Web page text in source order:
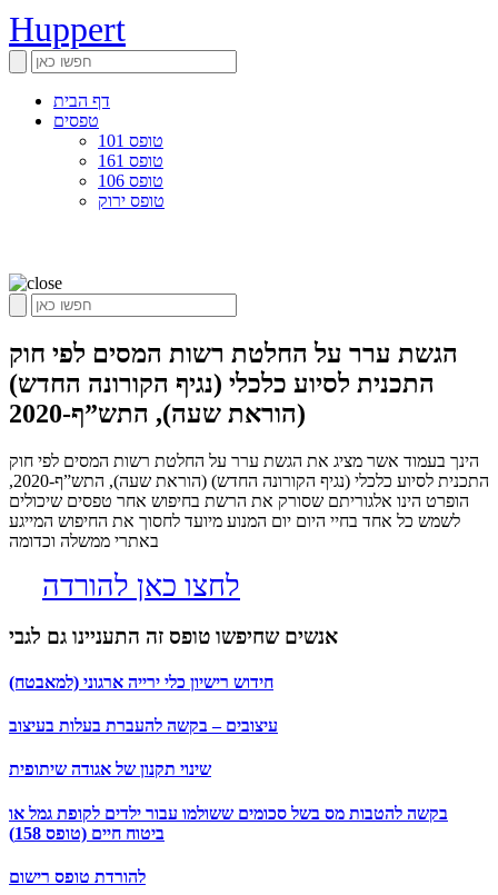
Huppert
דף הבית
טפסים
טופס 101
טופס 161
טופס 106
טופס ירוק
הגשת ערר על החלטת רשות המסים לפי חוק
התכנית לסיוע כלכלי (נגיף הקורונה החדש)
(הוראת שעה), התש”ף-2020
הינך בעמוד אשר מציג את הגשת ערר על החלטת רשות המסים לפי חוק
התכנית לסיוע כלכלי (נגיף הקורונה החדש) (הוראת שעה), התש”ף-2020,
הופרט הינו אלגוריתם שסורק את הרשת בחיפוש אחר טפסים שיכולים
לשמש כל אחד בחיי היום יום המנוע מיועד לחסוך את החיפוש המייגע
באתרי ממשלה וכדומה
לחצו כאן להורדה
אנשים שחיפשו טופס זה התעניינו גם לגבי
חידוש רישיון כלי ירייה ארגוני (למאבטח)
עיצובים – בקשה להעברת בעלות בעיצוב
שינוי תקנון של אגודה שיתופית
בקשה להטבות מס בשל סכומים ששולמו עבור ילדים לקופת גמל או
ביטוח חיים (טופס 158)
להורדת טופס רישום